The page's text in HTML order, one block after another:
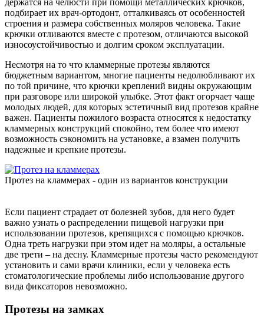
подбирает их врач-ортодонт, отталкиваясь от особенностей
строения и размера собственных моляров человека. Такие
крючки отливаются вместе с протезом, отличаются высокой
износоустойчивостью и долгим сроком эксплуатации.
Несмотря на то что кламмерные протезы являются
бюджетным вариантом, многие пациенты недолюбливают их
по той причине, что крючки креплений видны окружающим
при разговоре или широкой улыбке. Этот факт огорчает чаще
молодых людей, для которых эстетичный вид протезов крайне
важен. Пациенты пожилого возраста относятся к недостатку
кламмерных конструкций спокойно, тем более что имеют
возможность сэкономить на установке, а взамен получить
надежные и крепкие протезы.
Протез на кламмерах - один из вариантов конструкции
Если пациент страдает от болезней зубов, для него будет
важно узнать о распределении пищевой нагрузки при
использовании протезов, крепящихся с помощью крючков.
Одна треть нагрузки при этом идет на моляры, а остальные
две трети – на десну. Кламмерные протезы часто рекомендуют
установить и сами врачи клиники, если у человека есть
стоматологические проблемы либо использование другого
вида фиксаторов невозможно.
Протезы на замках